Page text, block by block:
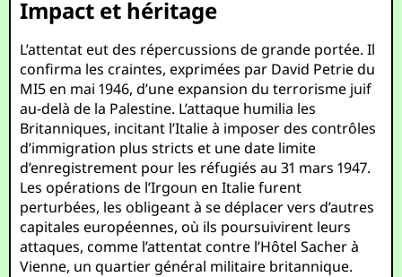
Impact et héritage
L’attentat eut des répercussions de grande portée. Il
confirma les craintes, exprimées par David Petrie du
MI5 en mai 1946, d’une expansion du terrorisme juif
au-delà de la Palestine. L’attaque humilia les
Britanniques, incitant l’Italie à imposer des contrôles
d’immigration plus stricts et une date limite
d’enregistrement pour les réfugiés au 31 mars 1947.
Les opérations de l’Irgoun en Italie furent
perturbées, les obligeant à se déplacer vers d’autres
capitales européennes, où ils poursuivirent leurs
attaques, comme l’attentat contre l’Hôtel Sacher à
Vienne, un quartier général militaire britannique.